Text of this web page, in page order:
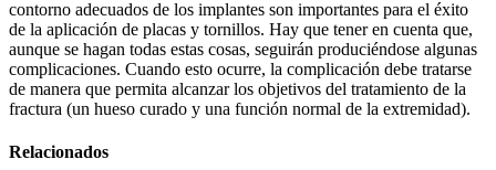
contorno adecuados de los implantes son importantes para el éxito
de la aplicación de placas y tornillos. Hay que tener en cuenta que,
aunque se hagan todas estas cosas, seguirán produciéndose algunas
complicaciones. Cuando esto ocurre, la complicación debe tratarse
de manera que permita alcanzar los objetivos del tratamiento de la
fractura (un hueso curado y una función normal de la extremidad).
Relacionados